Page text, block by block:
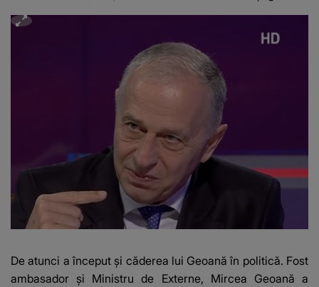
De atunci a început şi căderea lui Geoană în politică. Fost
ambasador şi Ministru de Externe, Mircea Geoană a